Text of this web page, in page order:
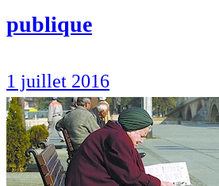
publique
1 juillet 2016